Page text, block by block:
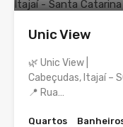
Unic View
🌿 Unic View |
Cabeçudas, Itajaí –
📍 Rua…
Quartos